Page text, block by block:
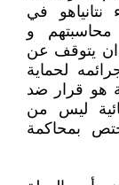
في
و
ان يتوقف عن
لحماية
هو قرار ضد
ليس من
بمحاكمة